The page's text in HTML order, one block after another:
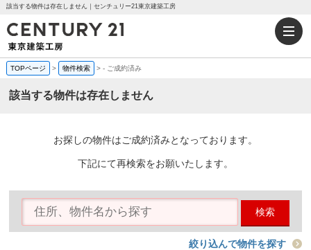
該当する物件は存在しません｜センチュリー21東京建築工房
TOPページ > 物件検索 >- ご成約済み
該当する物件は存在しません
お探しの物件はご成約済みとなっております。
下記にて再検索をお願いたします。
検索
絞り込んで物件を探す